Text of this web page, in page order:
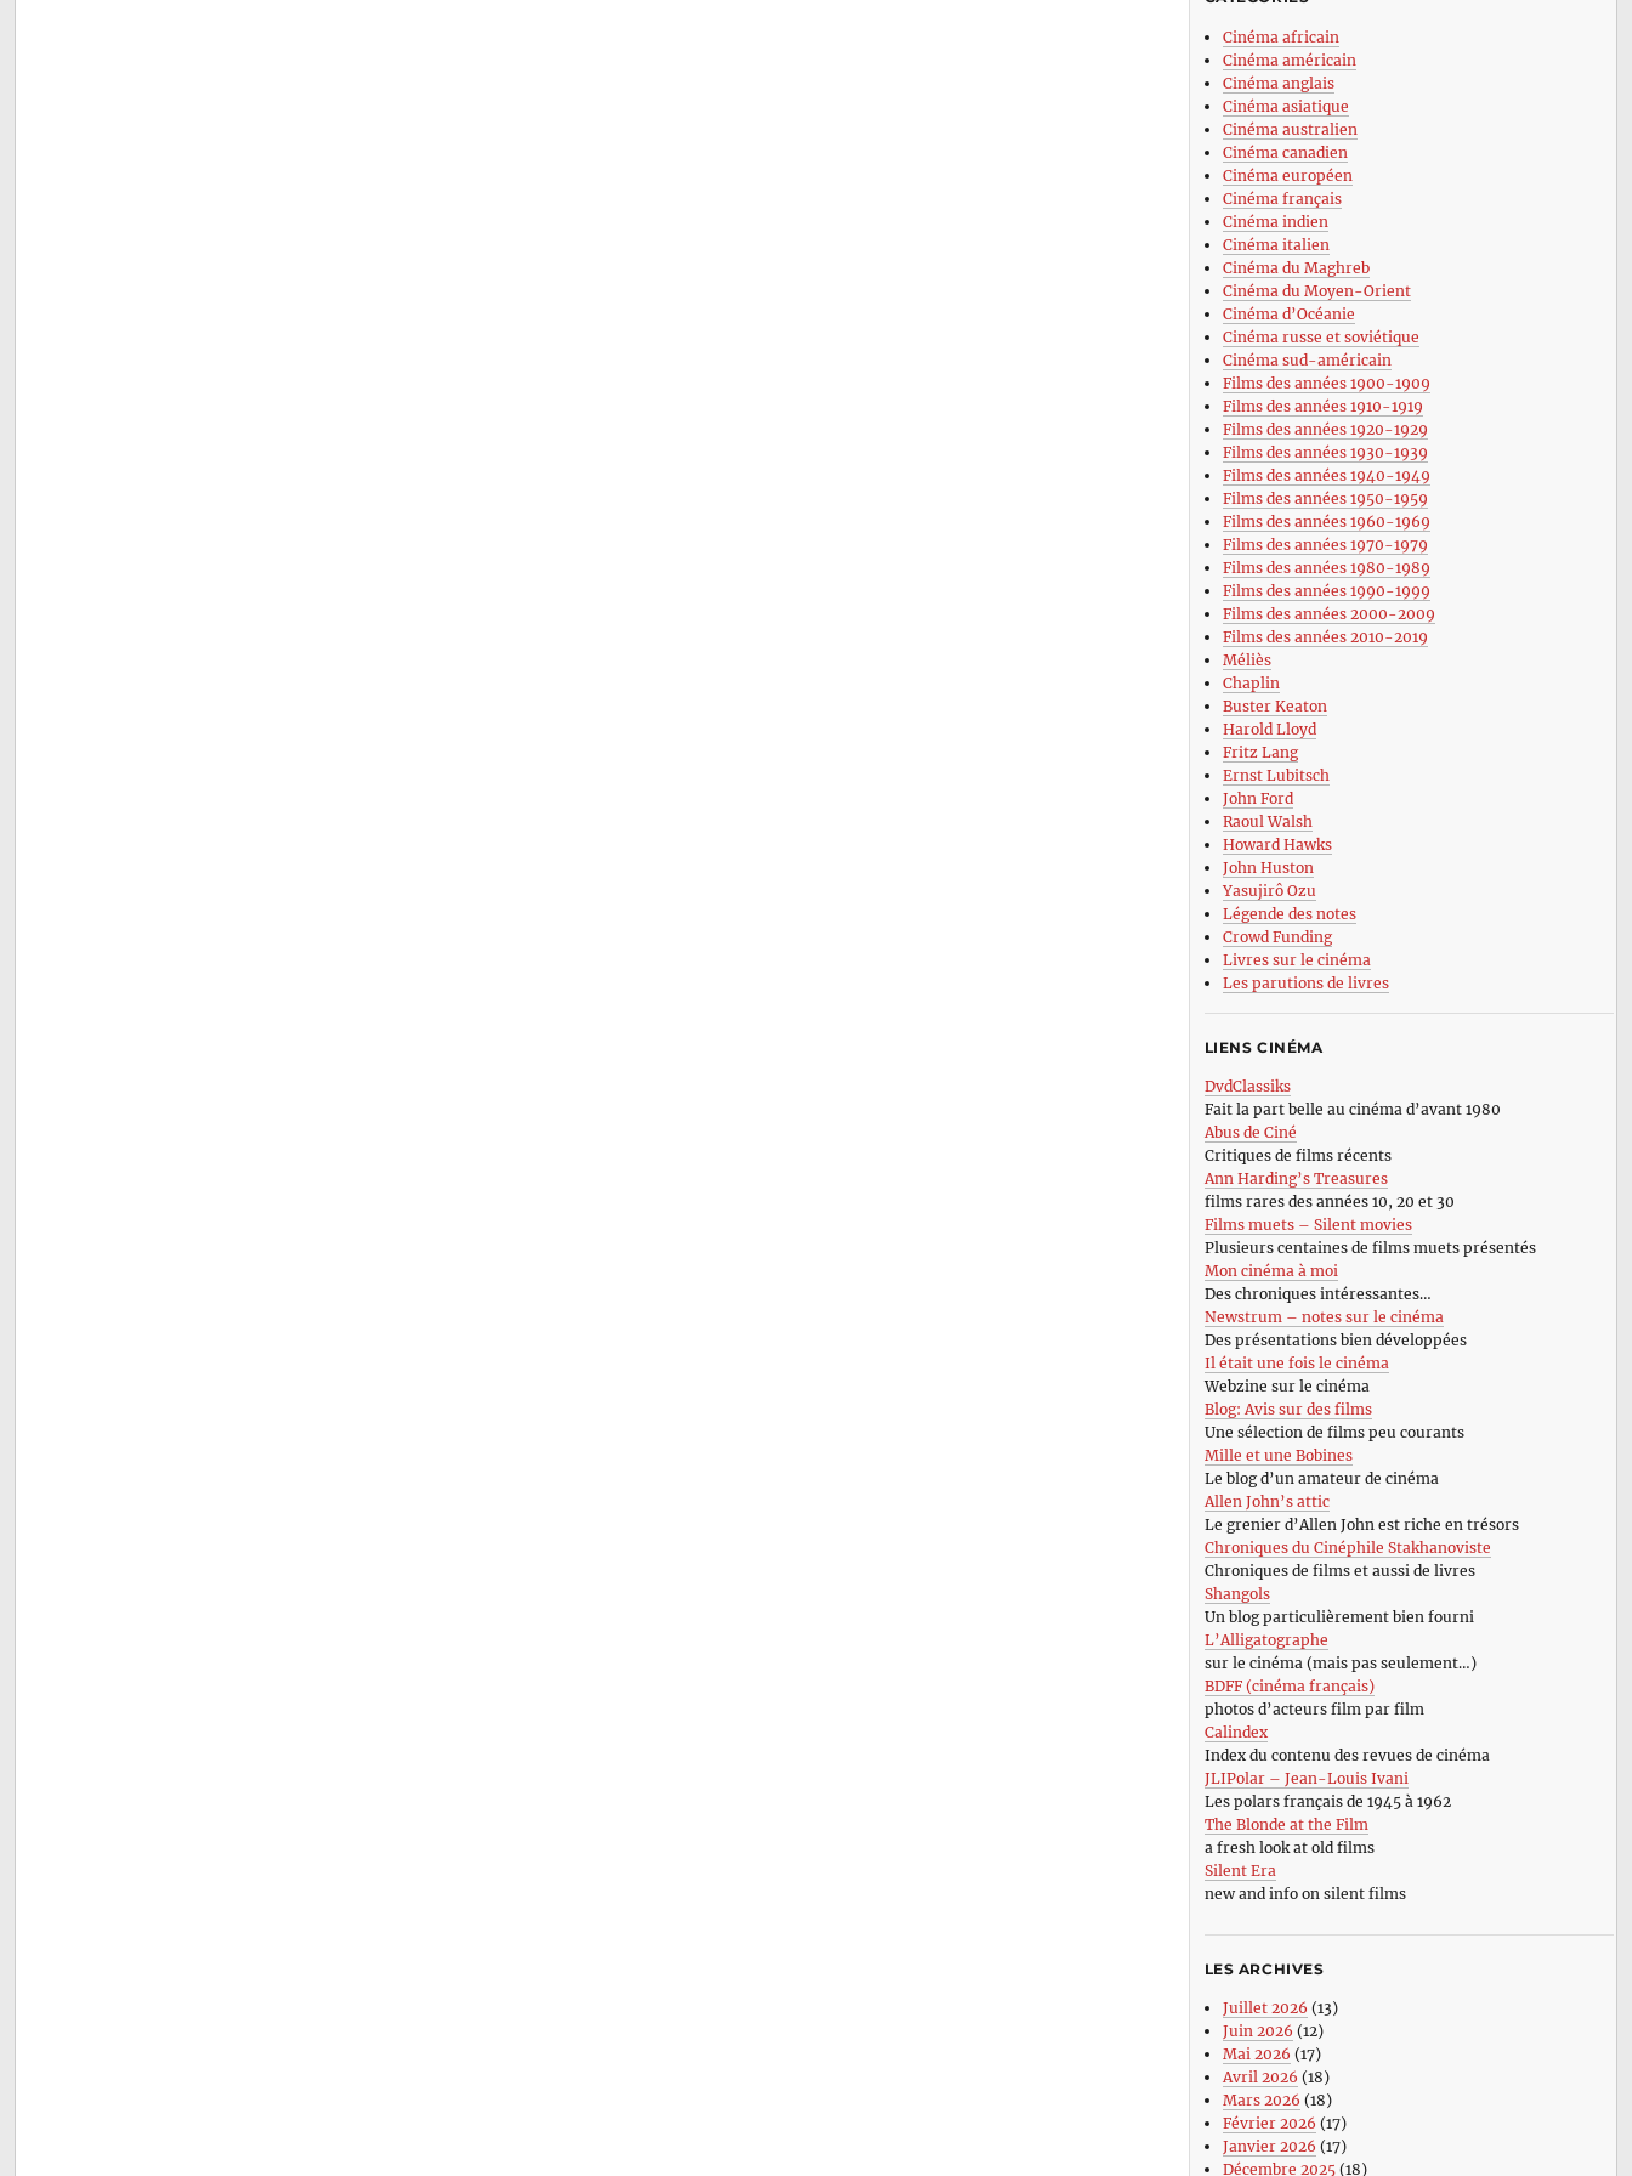
Cinéma africain
Cinéma américain
Cinéma anglais
Cinéma asiatique
Cinéma australien
Cinéma canadien
Cinéma européen
Cinéma français
Cinéma indien
Cinéma italien
Cinéma du Maghreb
Cinéma du Moyen-Orient
Cinéma d’Océanie
Cinéma russe et soviétique
Cinéma sud-américain
Films des années 1900-1909
Films des années 1910-1919
Films des années 1920-1929
Films des années 1930-1939
Films des années 1940-1949
Films des années 1950-1959
Films des années 1960-1969
Films des années 1970-1979
Films des années 1980-1989
Films des années 1990-1999
Films des années 2000-2009
Films des années 2010-2019
Méliès
Chaplin
Buster Keaton
Harold Lloyd
Fritz Lang
Ernst Lubitsch
John Ford
Raoul Walsh
Howard Hawks
John Huston
Yasujirô Ozu
Légende des notes
Crowd Funding
Livres sur le cinéma
Les parutions de livres
LIENS CINÉMA
DvdClassiks
Fait la part belle au cinéma d’avant 1980
Abus de Ciné
Critiques de films récents
Ann Harding’s Treasures
films rares des années 10, 20 et 30
Films muets – Silent movies
Plusieurs centaines de films muets présentés
Mon cinéma à moi
Des chroniques intéressantes…
Newstrum – notes sur le cinéma
Des présentations bien développées
Il était une fois le cinéma
Webzine sur le cinéma
Blog: Avis sur des films
Une sélection de films peu courants
Mille et une Bobines
Le blog d’un amateur de cinéma
Allen John’s attic
Le grenier d’Allen John est riche en trésors
Chroniques du Cinéphile Stakhanoviste
Chroniques de films et aussi de livres
Shangols
Un blog particulièrement bien fourni
L’Alligatographe
sur le cinéma (mais pas seulement…)
BDFF (cinéma français)
photos d’acteurs film par film
Calindex
Index du contenu des revues de cinéma
JLIPolar – Jean-Louis Ivani
Les polars français de 1945 à 1962
The Blonde at the Film
a fresh look at old films
Silent Era
new and info on silent films
LES ARCHIVES
Juillet 2026 (13)
Juin 2026 (12)
Mai 2026 (17)
Avril 2026 (18)
Mars 2026 (18)
Février 2026 (17)
Janvier 2026 (17)
Décembre 2025(18)